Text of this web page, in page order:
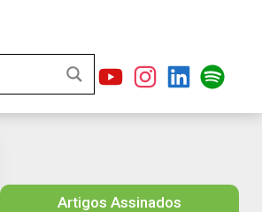
Artigos Assinados